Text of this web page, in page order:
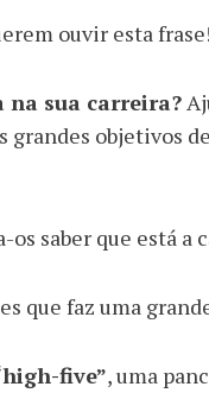
ouvir esta frase!
na sua carreira?
grandes objetivos
os saber que está a
que faz uma
five”, uma